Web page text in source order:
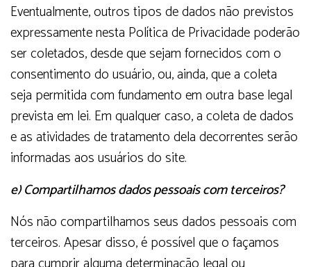
Eventualmente, outros tipos de dados não previstos
expressamente nesta Política de Privacidade poderão
ser coletados, desde que sejam fornecidos com o
consentimento do usuário, ou, ainda, que a coleta
seja permitida com fundamento em outra base legal
prevista em lei. Em qualquer caso, a coleta de dados
e as atividades de tratamento dela decorrentes serão
informadas aos usuários do site.
e) Compartilhamos dados pessoais com terceiros?
Nós não compartilhamos seus dados pessoais com
terceiros. Apesar disso, é possível que o façamos